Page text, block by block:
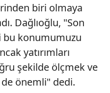
biri olmaya
Dağlıoğlu, "Son
bu konumumuzu
yatırımları
şekilde ölçmek ve
önemli" dedi.